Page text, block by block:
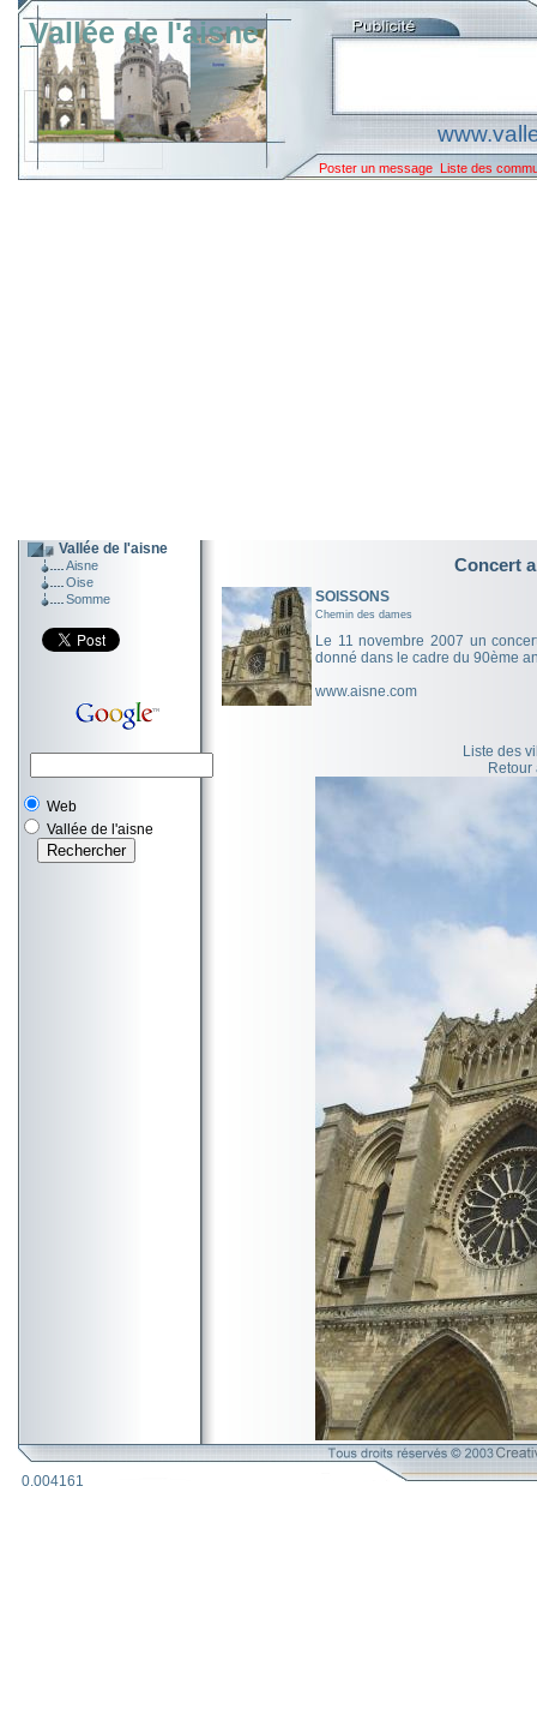
Vallée de l'aisne
Poster un message Liste des
Vallée de l'aisne
Aisne
Oise
Somme
Web
Vallée de l'aisne
Concert
SOISSONS
Chemin des dames
Le 11 novembre 2007 un
donné dans le cadre du 90ème
www.aisne.com
Liste des
Retour
0.004161